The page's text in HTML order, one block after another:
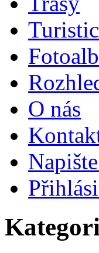
O nás